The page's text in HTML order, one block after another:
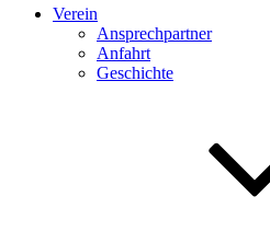
Verein
Ansprechpartner
Anfahrt
Geschichte